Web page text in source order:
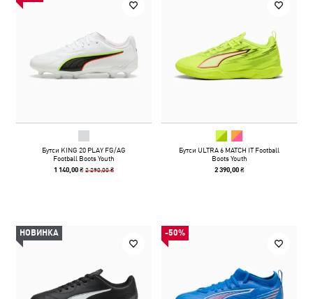
Бутси KING 20 PLAY FG/AG
Football Boots Youth
1 140,00 ₴2 290,00 ₴
Бутси ULTRA 6 MATCH IT Football
Boots Youth
2 390,00 ₴
НОВИНКА -50%